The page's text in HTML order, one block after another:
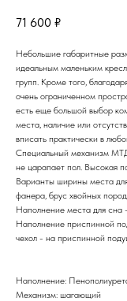
71 600 ₽
Небольшие габаритные
идеальным маленьким
групп. Кроме того,
очень ограниченном
есть еще большой выбор
места, наличие или
вписать практически в
Специальный механизм
не царапает пол. Высокая
Варианты ширины места
фанера, брус хвойных
Наполнение места для
Наполнение приспинной
чехол - на приспинной
Наполнение:
Механизм: шагающий